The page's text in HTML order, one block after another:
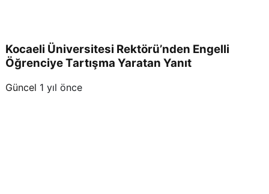
Kocaeli Üniversitesi Rektörü’nden Engelli
Öğrenciye Tartışma Yaratan Yanıt
Güncel 1 yıl önce